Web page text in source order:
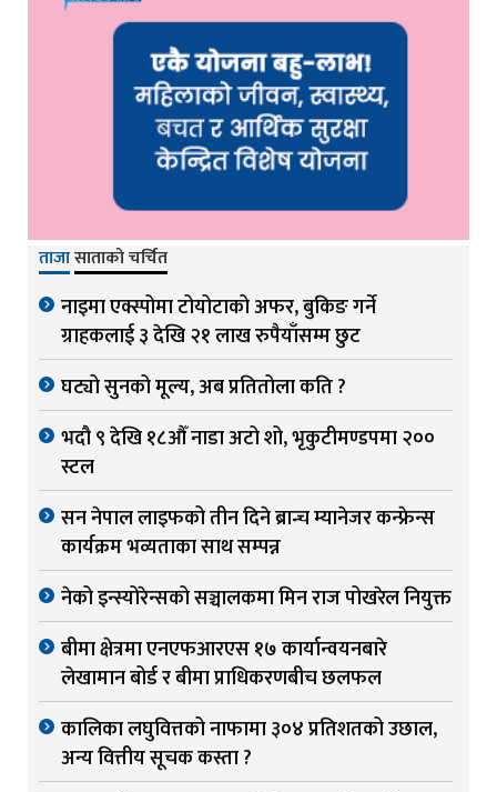
ताजासाताको चर्चित
नाइमा एक्स्पोमा टोयोटाको अफर, बुकिङ गर्ने
ग्राहकलाई ३ देखि २१ लाख रुपैयाँसम्म छुट
घट्यो सुनको मूल्य, अब प्रतितोला कति ?
भदौ ९ देखि १८औँ नाडा अटो शो, भृकुटीमण्डपमा २००
स्टल
सन नेपाल लाइफको तीन दिने ब्रान्च म्यानेजर कन्फ्रेन्स
कार्यक्रम भव्यताका साथ सम्पन्न
नेको इन्स्योरेन्सको सञ्चालकमा मिन राज पोखरेल नियुक्त
बीमा क्षेत्रमा एनएफआरएस १७ कार्यान्वयनबारे
लेखामान बोर्ड र बीमा प्राधिकरणबीच छलफल
कालिका लघुवित्तको नाफामा ३०४ प्रतिशतको उछाल,
अन्य वित्तीय सूचक कस्ता ?